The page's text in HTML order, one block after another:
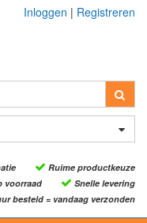
Inloggen | Registreren
Ruime productkeuze
voorraad
Snelle levering
besteld = vandaag verzonden